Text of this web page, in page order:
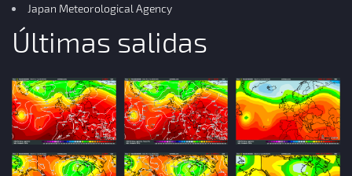
Japan Meteorological Agency
Últimas salidas